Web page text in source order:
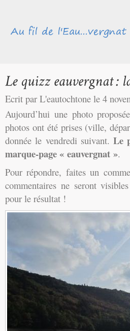
Ecrit par L'eautochtone le 4
Aujourd’hui une photo
photos ont été prises (ville,
donnée le vendredi suivant. Le
marque-page « eauvergnat ».
Pour répondre, faites un
commentaires ne seront
pour le résultat !